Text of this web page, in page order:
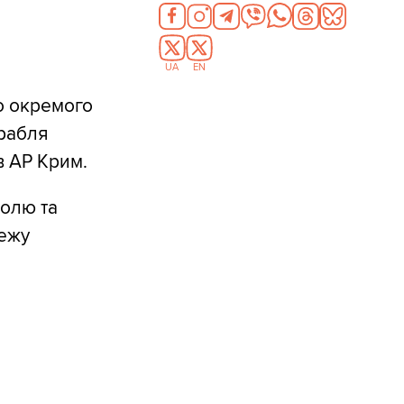
окремого
АР Крим.
та
UA EN